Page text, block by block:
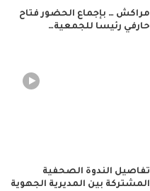
مراكش … بإجماع الحضور فتاح
حارفي رئيسا للجمعية…
تفاصيل الندوة الصحفية
المشتركة بين المديرية الجهوية